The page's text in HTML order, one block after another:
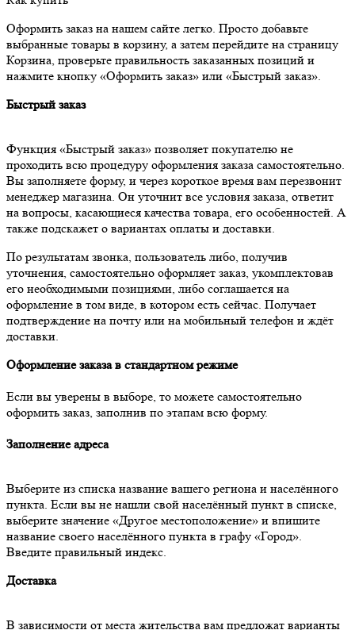
Оформить заказ на нашем сайте легко. Просто добавьте
выбранные товары в корзину, а затем перейдите на страницу
Корзина, проверьте правильность заказанных позиций и
нажмите кнопку «Оформить заказ» или «Быстрый заказ».
Быстрый заказ
Функция «Быстрый заказ» позволяет покупателю не
проходить всю процедуру оформления заказа самостоятельно.
Вы заполняете форму, и через короткое время вам перезвонит
менеджер магазина. Он уточнит все условия заказа, ответит
на вопросы, касающиеся качества товара, его особенностей. А
также подскажет о вариантах оплаты и доставки.
По результатам звонка, пользователь либо, получив
уточнения, самостоятельно оформляет заказ, укомплектовав
его необходимыми позициями, либо соглашается на
оформление в том виде, в котором есть сейчас. Получает
подтверждение на почту или на мобильный телефон и ждёт
доставки.
Оформление заказа в стандартном режиме
Если вы уверены в выборе, то можете самостоятельно
оформить заказ, заполнив по этапам всю форму.
Заполнение адреса
Выберите из списка название вашего региона и населённого
пункта. Если вы не нашли свой населённый пункт в списке,
выберите значение «Другое местоположение» и впишите
название своего населённого пункта в графу «Город».
Введите правильный индекс.
Доставка
В зависимости от места жительства вам предложат варианты